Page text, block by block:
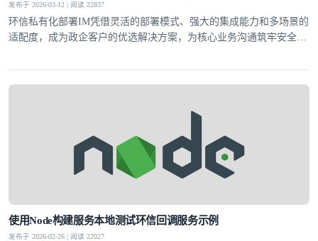
发布于 2026-03-12 | 阅读 22837
环信私有化部署IM凭借灵活的部署模式、强大的集成能力和多场景的
适配度，成为政企客户的优选解决方案，为核心业务沟通筑牢安全防
使用Node构建服务本地测试环信回调服务示例
发布于 2026-02-26 | 阅读 22027